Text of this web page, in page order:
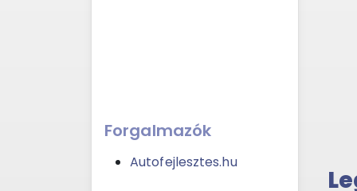
Forgalmazók
Autofejlesztes.hu